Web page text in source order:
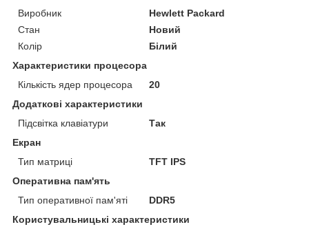
Виробник
Hewlett Packard
Стан
Новий
Колір
Білий
Характеристики процесора
Кількість ядер процесора
20
Додаткові характеристики
Підсвітка клавіатури
Так
Екран
Тип матриці
TFT IPS
Оперативна пам'ять
Тип оперативної пам'яті
DDR5
Користувальницькі характеристики